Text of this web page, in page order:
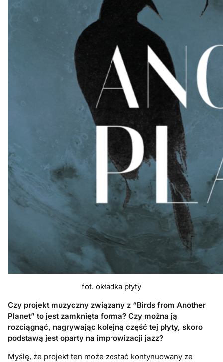
fot. okładka płyty
Czy projekt muzyczny związany z “Birds from Another
Planet” to jest zamknięta forma? Czy można ją
rozciągnąć, nagrywając kolejną część tej płyty, skoro
podstawą jest oparty na improwizacji jazz?
Myślę, że projekt ten może zostać kontynuowany ze